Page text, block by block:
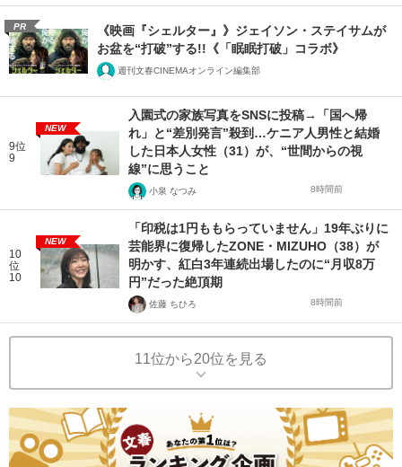
PR
《映画『シェルター』》ジェイソン・ステイサムが
お盆を“打破”する!!《「眠眠打破」コラボ》
週刊文春CINEMAオンライン編集部
9位
9
NEW
入園式の家族写真をSNSに投稿→「国へ帰
れ」と“差別発言”殺到…ケニア人男性と結婚
した日本人女性（31）が、“世間からの視
線”に思うこと
小泉 なつみ 8時間前
10
位
10
NEW
「印税は1円ももらっていません」19年ぶりに
芸能界に復帰したZONE・MIZUHO（38）が
明かす、紅白3年連続出場したのに“月収8万
円”だった絶頂期
佐藤 ちひろ 8時間前
11位から20位を見る